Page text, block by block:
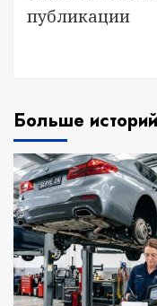
публикации
Больше историй